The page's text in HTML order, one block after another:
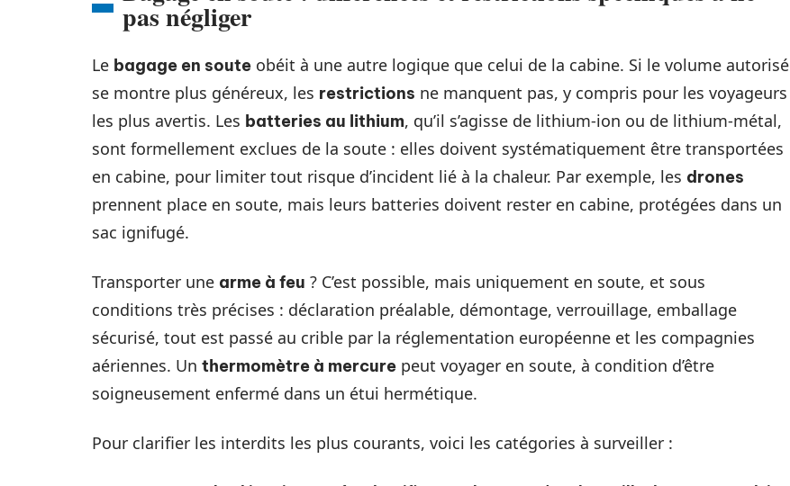
pas négliger
Le bagage en soute obéit à une autre logique que celui de la cabine. Si le volume autorisé
se montre plus généreux, les restrictions ne manquent pas, y compris pour les voyageurs
les plus avertis. Les batteries au lithium, qu’il s’agisse de lithium-ion ou de lithium-métal,
sont formellement exclues de la soute : elles doivent systématiquement être transportées
en cabine, pour limiter tout risque d’incident lié à la chaleur. Par exemple, les drones
prennent place en soute, mais leurs batteries doivent rester en cabine, protégées dans un
sac ignifugé.
Transporter une arme à feu ? C’est possible, mais uniquement en soute, et sous
conditions très précises : déclaration préalable, démontage, verrouillage, emballage
sécurisé, tout est passé au crible par la réglementation européenne et les compagnies
aériennes. Un thermomètre à mercure peut voyager en soute, à condition d’être
soigneusement enfermé dans un étui hermétique.
Pour clarifier les interdits les plus courants, voici les catégories à surveiller :